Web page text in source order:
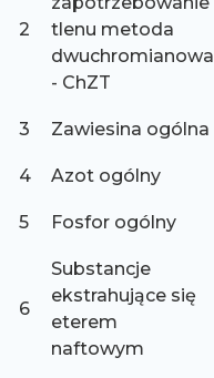
2
tlenu metoda
dwuchromianowa
- ChZT
3 Zawiesina ogólna
4 Azot ogólny
5 Fosfor ogólny
6
Substancje
ekstrahujące się
eterem
naftowym